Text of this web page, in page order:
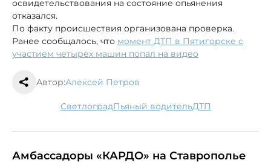
освидетельствования на состояние опьянения
отказался.
По факту происшествия организована проверка.
Ранее сообщалось, что момент ДТП в Пятигорске с
участием четырёх машин попал на видео
Автор:Алексей Петров
Светлоград пьяный водитель ДТП
Амбассадоры «КАРДО» на Ставрополье